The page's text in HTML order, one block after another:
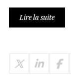
Lire la suite